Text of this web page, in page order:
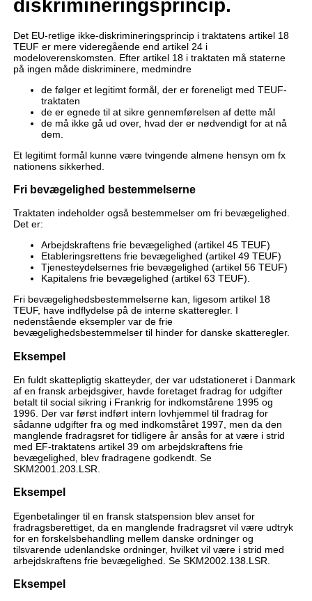
diskrimineringsprincip.
Det EU-retlige ikke-diskrimineringsprincip i traktatens artikel 18
TEUF er mere videregående end artikel 24 i
modeloverenskomsten. Efter artikel 18 i traktaten må staterne
på ingen måde diskriminere, medmindre
de følger et legitimt formål, der er foreneligt med TEUF-
traktaten
de er egnede til at sikre gennemførelsen af dette mål
de må ikke gå ud over, hvad der er nødvendigt for at nå
dem.
Et legitimt formål kunne være tvingende almene hensyn om fx
nationens sikkerhed.
Fri bevægelighed bestemmelserne
Traktaten indeholder også bestemmelser om fri bevægelighed.
Det er:
Arbejdskraftens frie bevægelighed (artikel 45 TEUF)
Etableringsrettens frie bevægelighed (artikel 49 TEUF)
Tjenesteydelsernes frie bevægelighed (artikel 56 TEUF)
Kapitalens frie bevægelighed (artikel 63 TEUF).
Fri bevægelighedsbestemmelserne kan, ligesom artikel 18
TEUF, have indflydelse på de interne skatteregler. I
nedenstående eksempler var de frie
bevægelighedsbestemmelser til hinder for danske skatteregler.
Eksempel
En fuldt skattepligtig skatteyder, der var udstationeret i Danmark
af en fransk arbejdsgiver, havde foretaget fradrag for udgifter
betalt til social sikring i Frankrig for indkomstårene 1995 og
1996. Der var først indført intern lovhjemmel til fradrag for
sådanne udgifter fra og med indkomståret 1997, men da den
manglende fradragsret for tidligere år ansås for at være i strid
med EF-traktatens artikel 39 om arbejdskraftens frie
bevægelighed, blev fradragene godkendt. Se
SKM2001.203.LSR.
Eksempel
Egenbetalinger til en fransk statspension blev anset for
fradragsberettiget, da en manglende fradragsret vil være udtryk
for en forskelsbehandling mellem danske ordninger og
tilsvarende udenlandske ordninger, hvilket vil være i strid med
arbejdskraftens frie bevægelighed. Se SKM2002.138.LSR.
Eksempel